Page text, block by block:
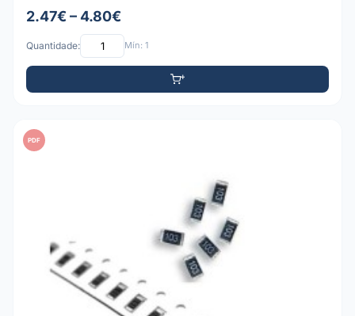
2.47€ – 4.80€
Quantidade: Mín: 1
PDF